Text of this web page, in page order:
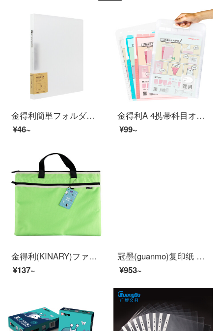
金得利簡単フォルダー単強度挟み込み創意資料挟み学生用ペーパー収納チャック研磨砂厚板オフィス用品自営ホワイト透明AF 822
¥46~
金得利A 4携帯科目オルガンバッグSJ 010縦8 g大容量科目ラベル学生用ペーパー資料収納バッグ多層分類フォルダの色はランダムです。
¥99~
金得利(KINARY)ファッション的な事務袋の男性は簡単なブリーフケースのブリーフケースの実用的なビジネスバッグの緑色のバッグを持ってDC 1900を詰めます。
¥137~
冠墨(guanmo)复印纸 a4打印纸 a3纸 70g 80g 500张/包 5包/箱 A4 70克 5包装 蓝冠墨
¥953~